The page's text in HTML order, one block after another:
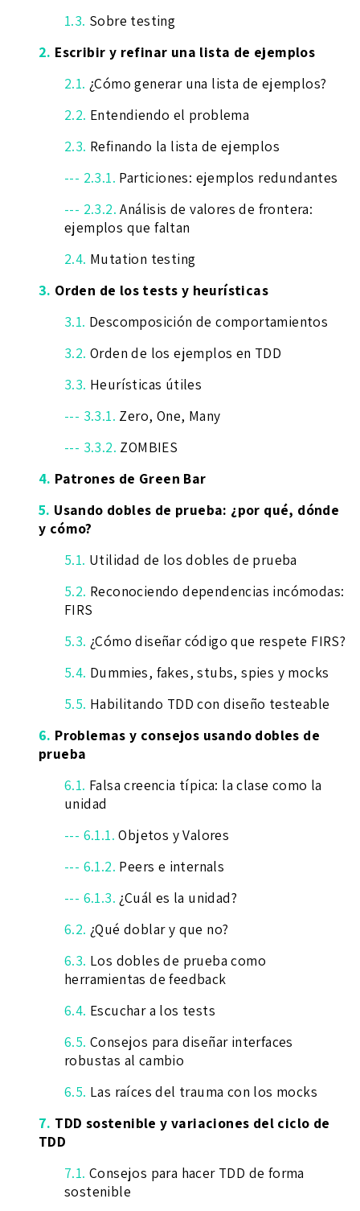
1.3. Sobre testing
2. Escribir y refinar una lista de ejemplos
2.1. ¿Cómo generar una lista de ejemplos?
2.2. Entendiendo el problema
2.3. Refinando la lista de ejemplos
--- 2.3.1. Particiones: ejemplos redundantes
--- 2.3.2. Análisis de valores de frontera:
ejemplos que faltan
2.4. Mutation testing
3. Orden de los tests y heurísticas
3.1. Descomposición de comportamientos
3.2. Orden de los ejemplos en TDD
3.3. Heurísticas útiles
--- 3.3.1. Zero, One, Many
--- 3.3.2. ZOMBIES
4. Patrones de Green Bar
5. Usando dobles de prueba: ¿por qué, dónde
y cómo?
5.1. Utilidad de los dobles de prueba
5.2. Reconociendo dependencias incómodas:
FIRS
5.3. ¿Cómo diseñar código que respete FIRS?
5.4. Dummies, fakes, stubs, spies y mocks
5.5. Habilitando TDD con diseño testeable
6. Problemas y consejos usando dobles de
prueba
6.1. Falsa creencia típica: la clase como la
unidad
--- 6.1.1. Objetos y Valores
--- 6.1.2. Peers e internals
--- 6.1.3. ¿Cuál es la unidad?
6.2. ¿Qué doblar y que no?
6.3. Los dobles de prueba como
herramientas de feedback
6.4. Escuchar a los tests
6.5. Consejos para diseñar interfaces
robustas al cambio
6.5. Las raíces del trauma con los mocks
7. TDD sostenible y variaciones del ciclo de
TDD
7.1. Consejos para hacer TDD de forma
sostenible